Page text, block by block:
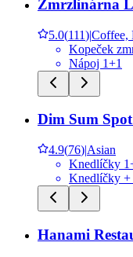
Zmrzlinárna
5.0(111)|Coffee,
Kopeček
Nápoj 1+1
Dim Sum
4.9(76)|Asian
Knedlíčky
Knedlíčky +
Hanami